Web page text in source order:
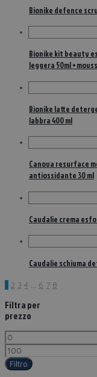
Bionike defence
Bionike kit beauty
leggera 50ml +
Bionike latte
labbra 400 ml
Canova resurface
antiossidante 30 ml
Caudalie crema
Caudalie schiuma
1 2 3 4 6 7 8
Filtra per
prezzo
Filtro